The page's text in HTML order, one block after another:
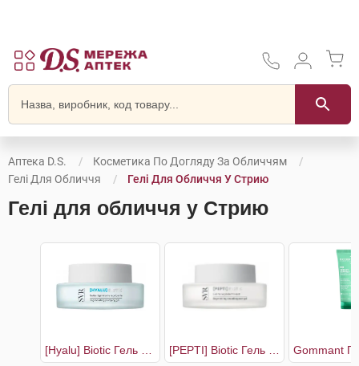
Аптека D.S.
Косметика По Догляду За Обличчям
Гелі Для Обличчя
Гелі Для Обличчя У Стрию
Гелі для обличчя у Стрию